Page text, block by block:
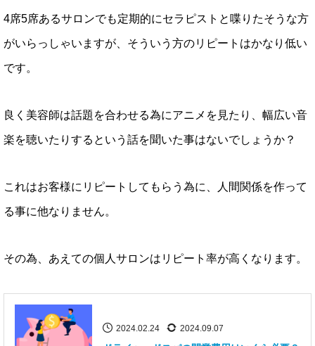
4席5席あるサロンでも定期的にセラピストと喋りたそうな方
がいらっしゃいますが、そういう方のリピートはかなり低い
です。
良く美容師は話題を合わせる為にアニメを見たり、幅広い音
楽を聴いたりするという話を聞いた事はないでしょうか？
これはお客様にリピートしてもらう為に、人間関係を作って
る事に他なりません。
その為、あえての個人サロンはリピート率が高くなります。
2024.02.24 2024.09.07